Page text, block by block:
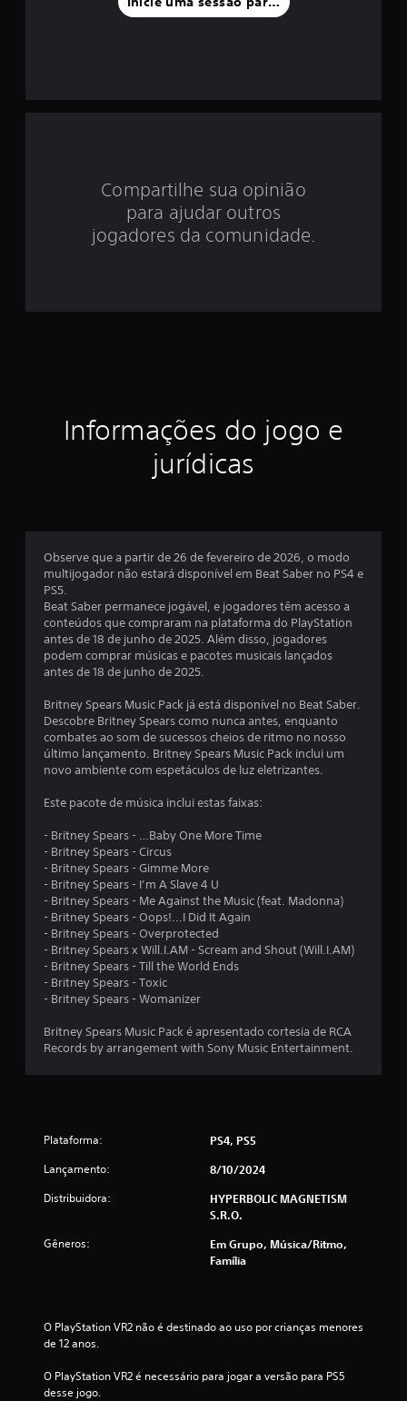
d
l
e
m
u
o
t
1
0
a
s
i
c
e
Compartilhe sua opinião
para ajudar outros
jogadores da comunidade.
Informações do jogo e
jurídicas
Observe que a partir de 26 de fevereiro de 2026, o modo
multijogador não estará disponível em Beat Saber no PS4 e
PS5.
Beat Saber permanece jogável, e jogadores têm acesso a
conteúdos que compraram na plataforma do PlayStation
antes de 18 de junho de 2025. Além disso, jogadores
podem comprar músicas e pacotes musicais lançados
antes de 18 de junho de 2025.
Britney Spears Music Pack já está disponível no Beat Saber.
Descobre Britney Spears como nunca antes, enquanto
combates ao som de sucessos cheios de ritmo no nosso
último lançamento. Britney Spears Music Pack inclui um
novo ambiente com espetáculos de luz eletrizantes.
Este pacote de música inclui estas faixas:
- Britney Spears - …Baby One More Time
- Britney Spears - Circus
- Britney Spears - Gimme More
- Britney Spears - I’m A Slave 4 U
- Britney Spears - Me Against the Music (feat. Madonna)
- Britney Spears - Oops!...I Did It Again
- Britney Spears - Overprotected
- Britney Spears x Will.I.AM - Scream and Shout (Will.I.AM)
- Britney Spears - Till the World Ends
- Britney Spears - Toxic
- Britney Spears - Womanizer
Britney Spears Music Pack é apresentado cortesia de RCA
Records by arrangement with Sony Music Entertainment.
Plataforma: PS4, PS5
Lançamento: 8/10/2024
Distribuidora:
HYPERBOLIC MAGNETISM
S.R.O.
Gêneros:
Em Grupo, Música/ritmo,
Família
O PlayStation VR2 não é destinado ao uso por crianças menores
de 12 anos.
O PlayStation VR2 é necessário para jogar a versão para PS5
desse jogo.